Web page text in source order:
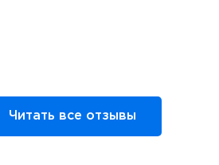
Читать все отзывы